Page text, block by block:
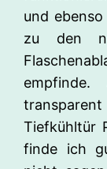
und
zu den
Tiefkühltür
finde ich